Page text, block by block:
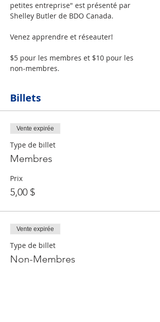
petites entreprise" est présenté par
$5 pour les membres et $10 pour les
non-membres.
Billets
Vente expirée
Type de billet
Membres
Prix
5,00 $
Vente expirée
Type de billet
Non-Membres